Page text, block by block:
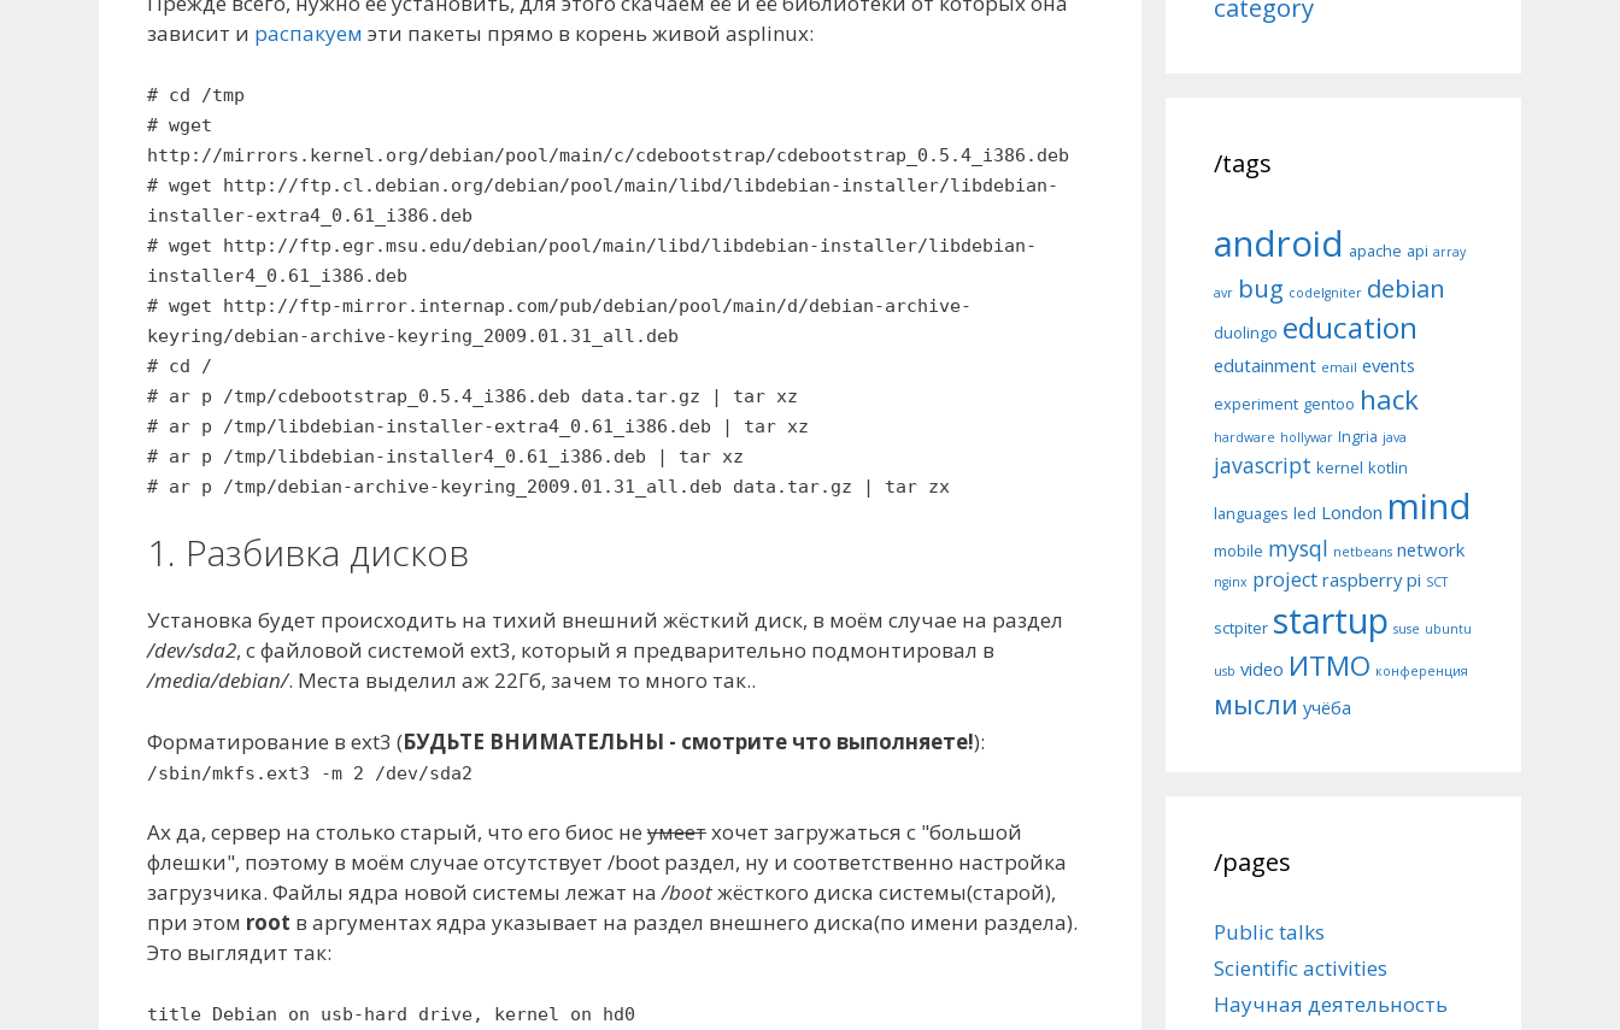
зависит и распакуем эти пакеты прямо в корень живой asplinux:
# cd /tmp
# wget
http://mirrors.kernel.org/debian/pool/main/c/cdebootstrap/cdebootstrap_0.5.4_i386.deb
# wget http://ftp.cl.debian.org/debian/pool/main/libd/libdebian-installer/libdebian-
installer-extra4_0.61_i386.deb
# wget http://ftp.egr.msu.edu/debian/pool/main/libd/libdebian-installer/libdebian-
installer4_0.61_i386.deb
# wget http://ftp-mirror.internap.com/pub/debian/pool/main/d/debian-archive-
keyring/debian-archive-keyring_2009.01.31_all.deb
# cd /
# ar p /tmp/cdebootstrap_0.5.4_i386.deb data.tar.gz | tar xz
# ar p /tmp/libdebian-installer-extra4_0.61_i386.deb | tar xz
# ar p /tmp/libdebian-installer4_0.61_i386.deb | tar xz
# ar p /tmp/debian-archive-keyring_2009.01.31_all.deb data.tar.gz | tar zx
1. Разбивка дисков
Установка будет происходить на тихий внешний жёсткий диск, в моём случае на раздел
/dev/sda2, с файловой системой ext3, который я предварительно подмонтировал в
/media/debian/. Места выделил аж 22Гб, зачем то много так..
Форматирование в ext3 (БУДЬТЕ ВНИМАТЕЛЬНЫ - смотрите что выполняете!):
/sbin/mkfs.ext3 -m 2 /dev/sda2
Ах да, сервер на столько старый, что его биос не умеетхочет загружаться с "большой
флешки", поэтому в моём случае отсутствует /boot раздел, ну и соответственно настройка
загрузчика. Файлы ядра новой системы лежат на/bootжёсткого диска системы(старой),
при этом root в аргументах ядра указывает на раздел внешнего диска(по имени раздела).
Это выглядит так:
title Debian on usb-hard drive, kernel on hd0
category
/tags
android apache api array
avr bug codeIgniter debian
duolingo education
edutainment email events
experiment gentoo hack
hardware hollywar Ingria java
javascript kernel kotlin
languages led London mind
mobile mysql netbeans network
nginx project raspberry pi SCT
sctpiter startup suse ubuntu
usb video ИТМО конференция
мысли учёба
/pages
Public talks
Scientific activities
Научная деятельность